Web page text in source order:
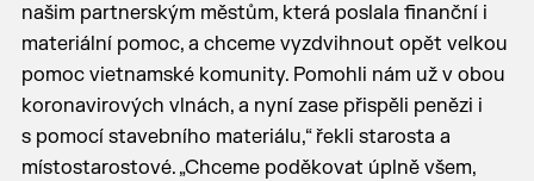
našim partnerským městům, která poslala finanční i
materiální pomoc, a chceme vyzdvihnout opět velkou
pomoc vietnamské komunity. Pomohli nám už v obou
koronavirových vlnách, a nyní zase přispěli penězi i
s pomocí stavebního materiálu,“ řekli starosta a
místostarostové. „Chceme poděkovat úplně všem,